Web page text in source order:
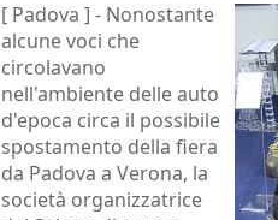
[ Padova ] - Nonostante
alcune voci che
circolavano
nell'ambiente delle auto
d'epoca circa il possibile
spostamento della fiera
da Padova a Verona, la
società organizzatrice